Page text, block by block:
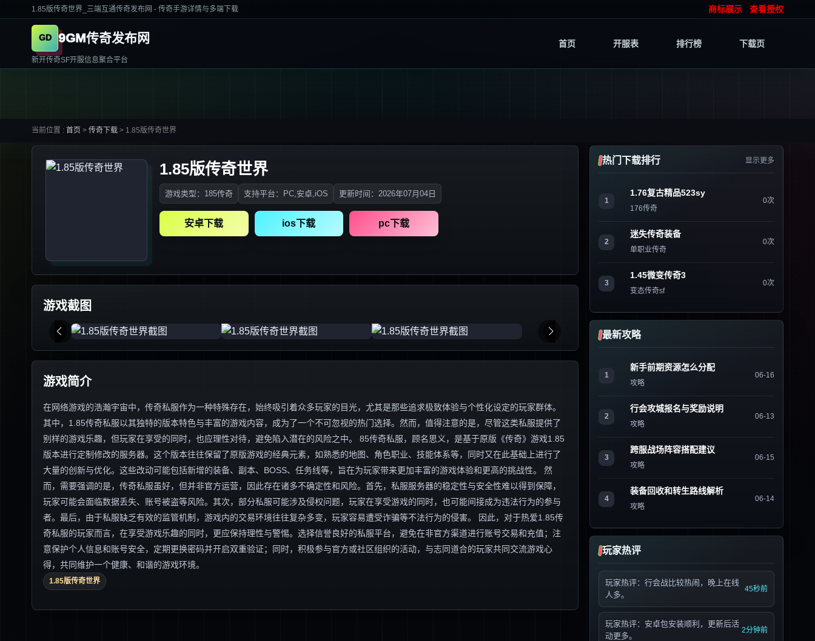
1.85版传奇世界_三端互通传奇发布网 - 传奇手游详情与多端下载 商标展示 查看授权
9GM传奇发布网
新开传奇SF开服信息聚合平台
首页 开服表 排行榜 下载页
当前位置 : 首页 > 传奇下载 > 1.85版传奇世界
1.85版传奇世界
游戏类型：185传奇 支持平台：PC,安卓,iOS 更新时间：2026年07月04日
安卓下载 ios下载 pc下载
游戏截图
游戏简介
在网络游戏的浩瀚宇宙中，传奇私服作为一种特殊存在，始终吸引着众多玩家的目光，尤其是那些追求极致体验与个性化设定的玩家群体。
其中，1.85传奇私服以其独特的版本特色与丰富的游戏内容，成为了一个不可忽视的热门选择。然而，值得注意的是，尽管这类私服提供了
别样的游戏乐趣，但玩家在享受的同时，也应理性对待，避免陷入潜在的风险之中。 85传奇私服，顾名思义，是基于原版《传奇》游戏1.85
版本进行定制修改的服务器。这个版本往往保留了原版游戏的经典元素，如熟悉的地图、角色职业、技能体系等，同时又在此基础上进行了
大量的创新与优化。这些改动可能包括新增的装备、副本、BOSS、任务线等，旨在为玩家带来更加丰富的游戏体验和更高的挑战性。 然
而，需要强调的是，传奇私服虽好，但并非官方运营，因此存在诸多不确定性和风险。首先，私服服务器的稳定性与安全性难以得到保障，
玩家可能会面临数据丢失、账号被盗等风险。其次，部分私服可能涉及侵权问题，玩家在享受游戏的同时，也可能间接成为违法行为的参与
者。最后，由于私服缺乏有效的监管机制，游戏内的交易环境往往复杂多变，玩家容易遭受诈骗等不法行为的侵害。 因此，对于热爱1.85传
奇私服的玩家而言，在享受游戏乐趣的同时，更应保持理性与警惕。选择信誉良好的私服平台，避免在非官方渠道进行账号交易和充值；注
意保护个人信息和账号安全，定期更换密码并开启双重验证；同时，积极参与官方或社区组织的活动，与志同道合的玩家共同交流游戏心
得，共同维护一个健康、和谐的游戏环境。
1.85版传奇世界
热门下载排行 显示更多
1
1.76复古精品523sy
176传奇
0次
2
迷失传奇装备
单职业传奇
0次
3
1.45微变传奇3
变态传奇sf
0次
最新攻略
1
新手前期资源怎么分配
攻略
06-16
2
行会攻城报名与奖励说明
攻略
06-13
3
跨服战场阵容搭配建议
攻略
06-15
4
装备回收和转生路线解析
攻略
06-14
玩家热评
玩家热评：行会战比较热闹，晚上在线
人多。
45秒前
玩家热评：安卓包安装顺利，更新后活
动更多。
2分钟前